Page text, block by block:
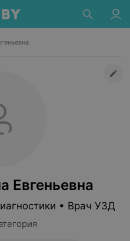
Евгеньевна
• Врач УЗД